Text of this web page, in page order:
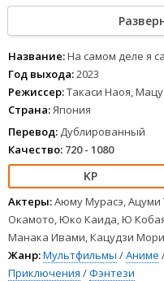
магическими
уровне с конца. Считая
король с королевой бросают
новых друзей и начинает
магический потенциал.
1 23 45 678
Название:На самом деле я
Год выхода:2023
Режиссер:Такаси Наоя,
Страна:Япония
Перевод: Дублированный
Качество: 720 - 1080
Актеры:Аюму Мурасэ, Ацуми
Окамото, Юко Каида, Ю
Манака Ивами, Кацудзи Мори
Жанр:Мультфильмы /Аниме
Приключения /Фэнтези